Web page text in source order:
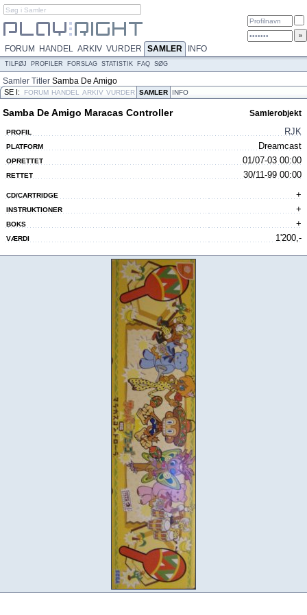
FORUM HANDEL ARKIV VURDER SAMLER INFO
TILFØJ PROFILER FORSLAG STATISTIK FAQ SØG
Samler Titler Samba De Amigo
Maracas Controller
SE I: FORUM HANDEL ARKIV VURDER SAMLER INFO
Samba De Amigo Maracas Controller Samlerobjekt
PROFIL RJK
PLATFORM Dreamcast
OPRETTET 01/07-03 00:00
RETTET 30/11-99 00:00
CD/CARTRIDGE +
INSTRUKTIONER +
BOKS +
VÆRDI 1'200,-